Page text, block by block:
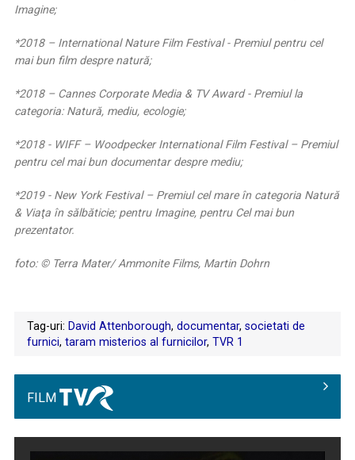
Imagine;
*2018 – International Nature Film Festival - Premiul pentru cel
mai bun film despre natură;
*2018 – Cannes Corporate Media & TV Award - Premiul la
categoria: Natură, mediu, ecologie;
*2018 - WIFF – Woodpecker International Film Festival – Premiul
pentru cel mai bun documentar despre mediu;
*2019 - New York Festival – Premiul cel mare în categoria Natură
& Viaţa în sălbăticie; pentru Imagine, pentru Cel mai bun
prezentator.
foto: © Terra Mater/ Ammonite Films, Martin Dohrn
Tag-uri: David Attenborough, documentar, societati de
furnici, taram misterios al furnicilor, TVR 1
FILM